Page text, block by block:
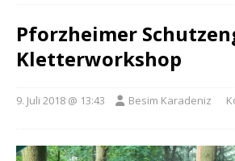
Pforzheimer
Kletterworkshop
9. Juli 2018 @ 13:43 Besim Karadeniz